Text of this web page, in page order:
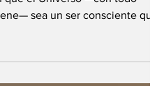
sabios y científicos
que el Universo —con todo